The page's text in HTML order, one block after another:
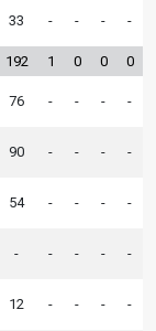
33 - - - -
192 1 0 0 0
76 - - - -
90 - - - -
54 - - - -
- - - - -
12 - - - -